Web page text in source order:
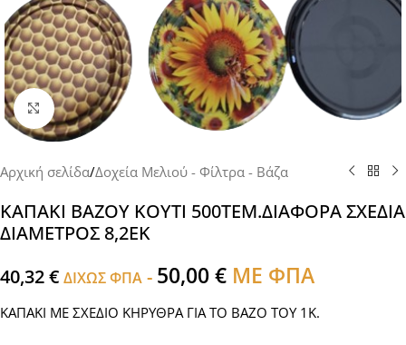
Click to enlarge
Αρχική σελίδα/Δοχεία Μελιού - Φίλτρα - Βάζα
ΚΑΠΑΚΙ ΒΑΖΟΥ ΚΟΥΤΙ 500ΤΕΜ.ΔΙΑΦΟΡΑ ΣΧΕΔΙΑ
ΔΙΑΜΕΤΡΟΣ 8,2ΕΚ
40,32€ ΔΙΧΩΣ ΦΠΑ - 50,00€ ΜΕ ΦΠΑ
ΚΑΠΑΚΙ ΜΕ ΣΧΕΔΙΟ ΚΗΡΥΘΡΑ ΓΙΑ ΤΟ ΒΑΖΟ ΤΟΥ 1Κ.